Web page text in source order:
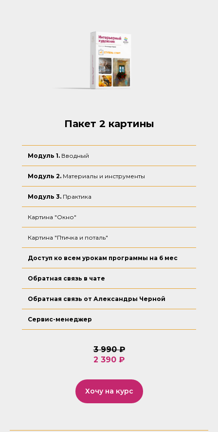
Пакет 2 картины
Модуль 1. Вводный
Модуль 2. Материалы и инструменты
Модуль 3. Практика
Картина "Окно"
Картина "Птичка и поталь"
Доступ ко всем урокам программы на 6 мес
Обратная связь в чате
Обратная связь от Александры Черной
Сервис-менеджер
3 990 ₽
2 390 ₽
Хочу на курс